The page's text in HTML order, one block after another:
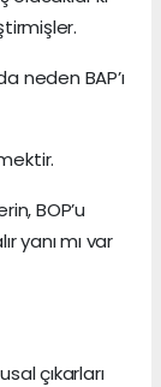
neden BAP’ı
BOP’u
yanı mı var
çıkarları